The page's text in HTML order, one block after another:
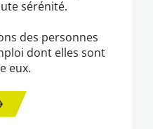
sérénité.
des personnes
dont elles sont
eux.